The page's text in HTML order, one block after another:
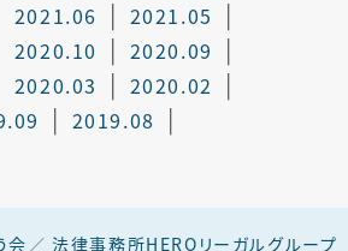
2021.06
2021.05
2020.10
2020.09
2020.03
2020.02
2019.08
会 ／ 法律事務所HEROリーガルグループ